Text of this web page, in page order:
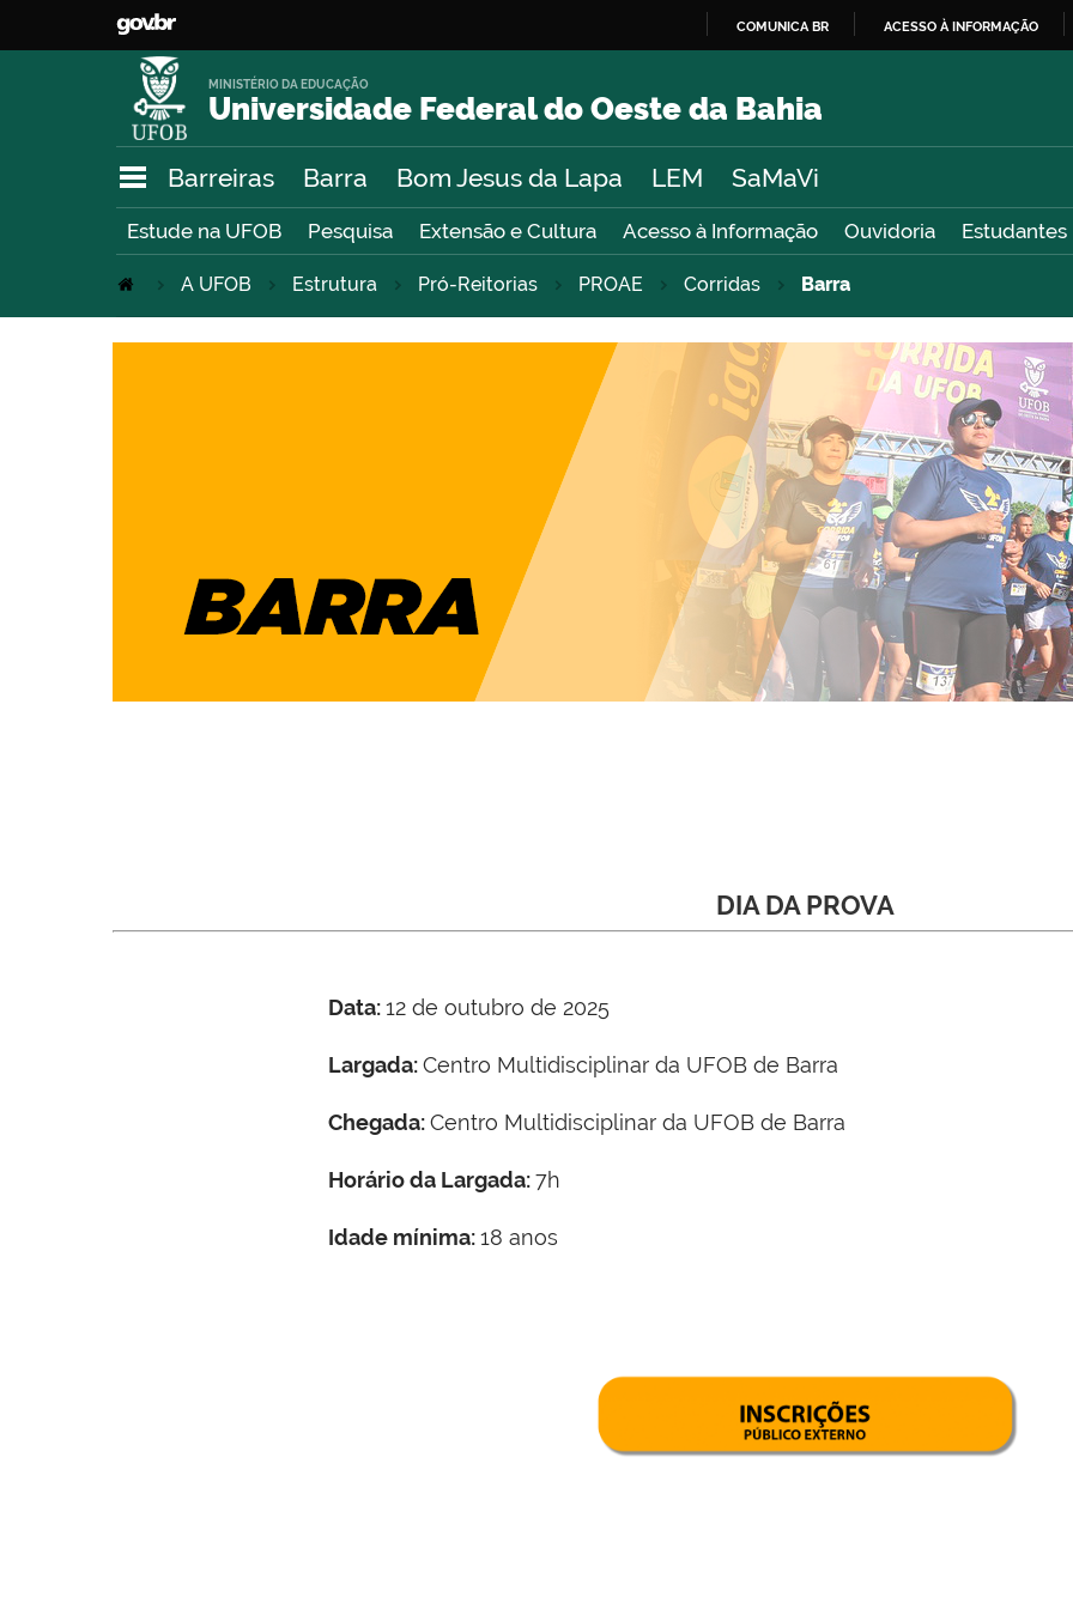
O
COMUNICA BR ACESSO À INFORMAÇÃO
Universidade Federal do Oeste da Bahia
MINISTÉRIO DA EDUCAÇÃO
Barreiras Barra Bom Jesus da Lapa LEM SaMaVi
Estude na UFOB Pesquisa Extensão e Cultura Acesso à Informação Ouvidoria Estudantes
A UFOB Estrutura Pró-Reitorias PROAE Corridas Barra
DIA DA PROVA
Data:12 de outubro de 2025
Largada:Centro Multidisciplinar da UFOB de Barra
Chegada:Centro Multidisciplinar da UFOB de Barra
Horário da Largada:7h
Idade mínima:18 anos